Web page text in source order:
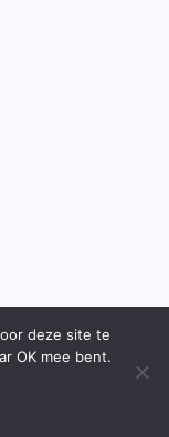
deze site te
OK mee bent.